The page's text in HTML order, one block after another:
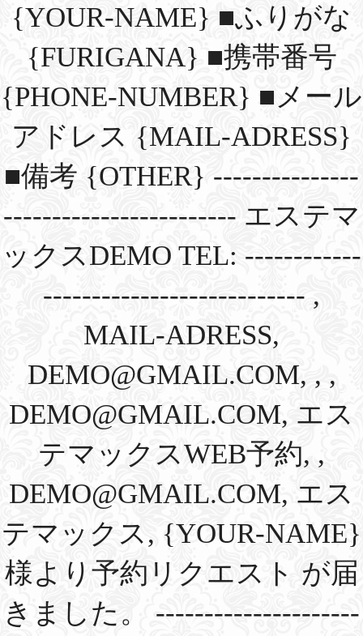
{YOUR-NAME} ■ふりがな
{FURIGANA} ■携帯番号
{PHONE-NUMBER} ■メール
アドレス {MAIL-ADRESS}
■備考 {OTHER} ---------------
------------------------ エステマ
ックスDEMO TEL: ------------
--------------------------- ,
MAIL-ADRESS,
DEMO@GMAIL.COM, , ,
DEMO@GMAIL.COM, エス
テマックスWEB予約, ,
DEMO@GMAIL.COM, エス
テマックス, {YOUR-NAME}
様より予約リクエスト が届
きました。 ---------------------